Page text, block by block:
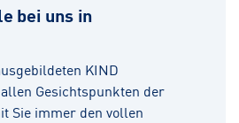
bei uns in
KIND
Gesichtspunkten der
Sie immer den vollen